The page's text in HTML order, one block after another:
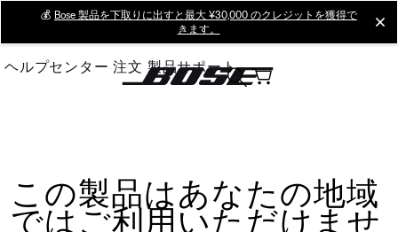
Main
💰 Bose 製品を下取りに出すと最大 ¥30,000 のクレジットを獲得で
きます。
ヘルプセンター 注文 製品サポート
この製品はあなたの地域
ではご利用いただけませ